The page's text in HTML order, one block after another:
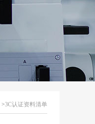
>3C认证资料清单